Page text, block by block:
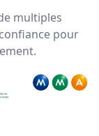
multiples
pour